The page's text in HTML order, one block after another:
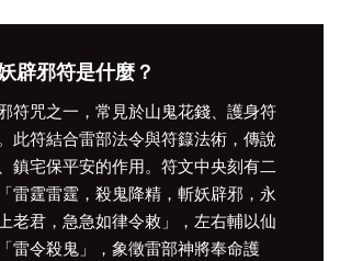
辟邪符是什麼？
符咒之一，常見於山鬼花錢、護身符
此符結合雷部法令與符籙法術，傳說
鎮宅保平安的作用。符文中央刻有二
雷霆雷霆，殺鬼降精，斬妖辟邪，永
老君，急急如律令敕」，左右輔以仙
雷令殺鬼」，象徵雷部神將奉命護